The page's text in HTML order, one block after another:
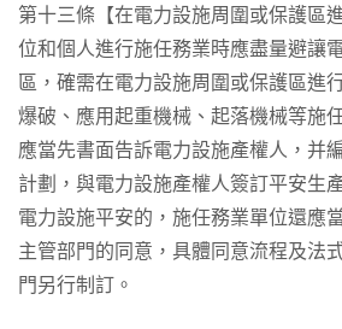
第十三條【在電力設施周圍或保護區
位和個人進行施任務業時應盡量避讓
區，確需在電力設施周圍或保護區進
爆破、應用起重機械、起落機械等施
應當先書面告訴電力設施產權人，并
計劃，與電力設施產權人簽訂平安生
電力設施平安的，施任務業單位還應
主管部門的同意，具體同意流程及法
門另行制訂。